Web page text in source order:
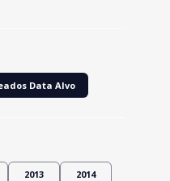
Data Alvo
2013 2014